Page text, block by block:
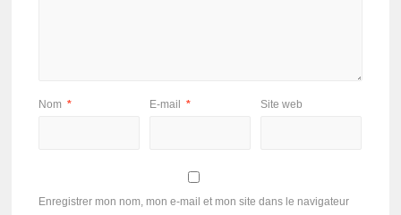
Nom * E-mail * Site web
Enregistrer mon nom, mon e-mail et mon site dans le navigateur